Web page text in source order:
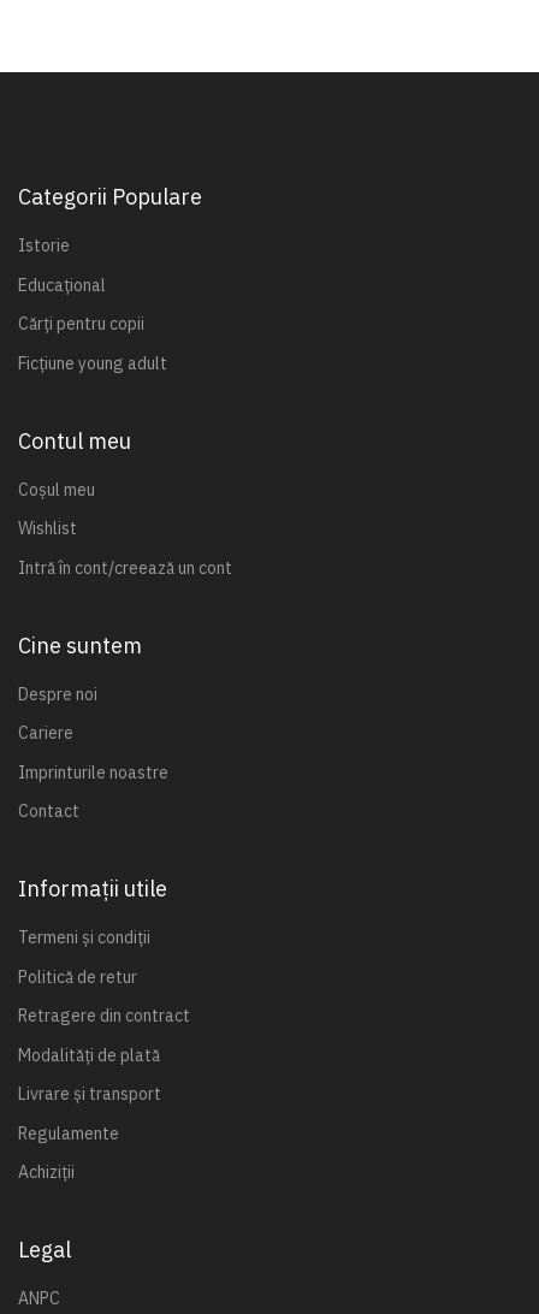
Categorii Populare
Istorie
Educațional
Cărți pentru copii
Ficțiune young adult
Contul meu
Coșul meu
Wishlist
Intră în cont/creează un cont
Cine suntem
Despre noi
Cariere
Imprinturile noastre
Contact
Informații utile
Termeni și condiții
Politică de retur
Retragere din contract
Modalități de plată
Livrare și transport
Regulamente
Achiziții
Legal
ANPC